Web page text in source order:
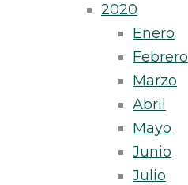
2020
Enero
Febrero
Marzo
Abril
Mayo
Junio
Julio